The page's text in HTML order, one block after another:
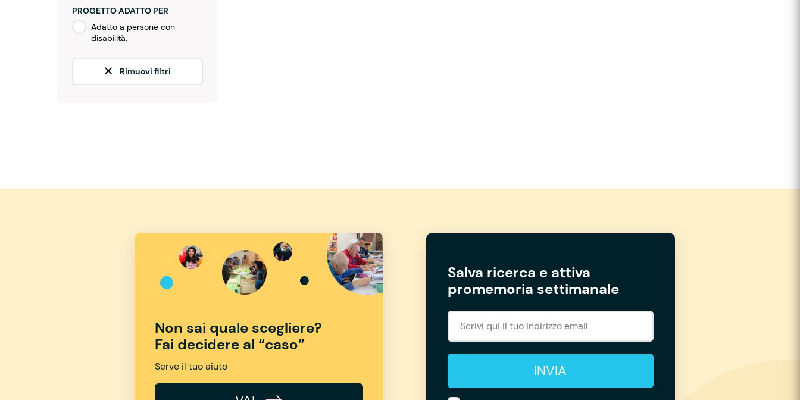
PROGETTO ADATTO PER
Adatto a persone con
disabilità.
Rimuovi filtri
Non sai quale scegliere?
Fai decidere al “caso”
Serve il tuo aiuto
Salva ricerca e attiva
promemoria settimanale
INVIA